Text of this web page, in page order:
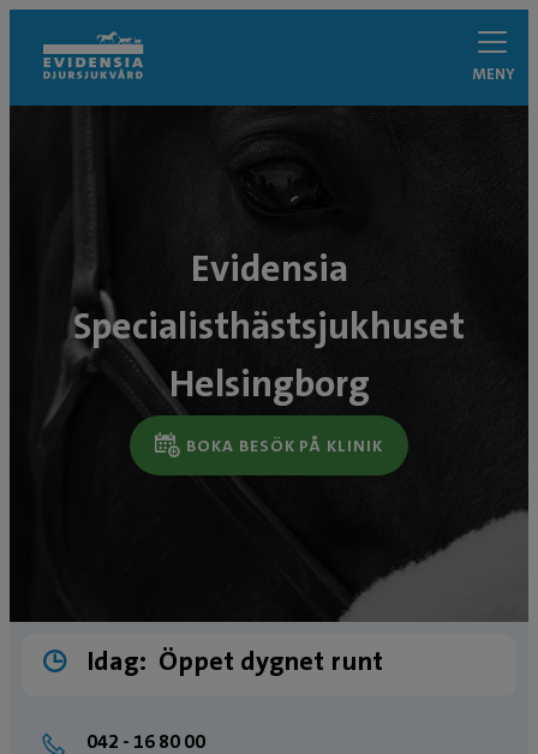
MENY
Evidensia
Specialisthästsjukhuset
Helsingborg
BOKA BESÖK PÅ KLINIK
Idag: Öppet dygnet runt
042 - 16 80 00